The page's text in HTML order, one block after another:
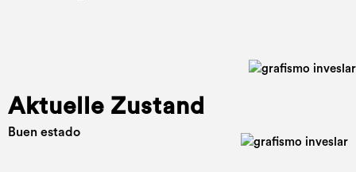
Aktuelle Zustand
Buen estado